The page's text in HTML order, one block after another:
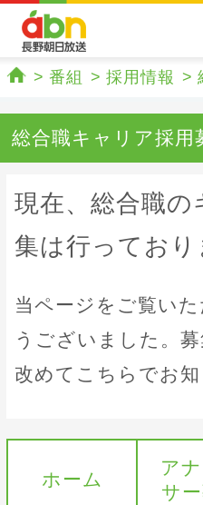
番組 採用情報
総合職キャリア採用
現在、総合職の
集は行っており
当ページをご覧い
うございました。
改めてこちらでお知
ホーム
ア
サ